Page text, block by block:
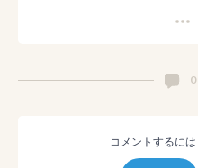
コメントするに